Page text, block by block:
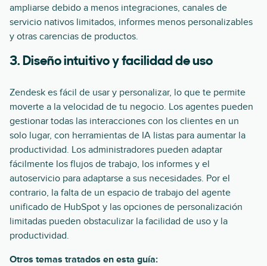
ampliarse debido a menos integraciones, canales de
servicio nativos limitados, informes menos personalizables
y otras carencias de productos.
3. Diseño intuitivo y facilidad de uso
Zendesk es fácil de usar y personalizar, lo que te permite
moverte a la velocidad de tu negocio. Los agentes pueden
gestionar todas las interacciones con los clientes en un
solo lugar, con herramientas de IA listas para aumentar la
productividad. Los administradores pueden adaptar
fácilmente los flujos de trabajo, los informes y el
autoservicio para adaptarse a sus necesidades. Por el
contrario, la falta de un espacio de trabajo del agente
unificado de HubSpot y las opciones de personalización
limitadas pueden obstaculizar la facilidad de uso y la
productividad.
Otros temas tratados en esta guía: